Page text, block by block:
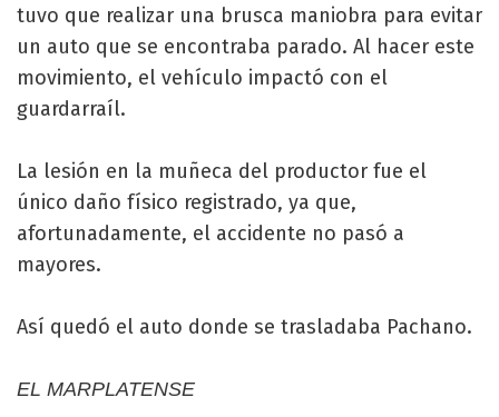
tuvo que realizar una brusca maniobra para evitar
un auto que se encontraba parado. Al hacer este
movimiento, el vehículo impactó con el
guardarraíl.
La lesión en la muñeca del productor fue el
único daño físico registrado, ya que,
afortunadamente, el accidente no pasó a
mayores.
Así quedó el auto donde se trasladaba Pachano.
EL MARPLATENSE